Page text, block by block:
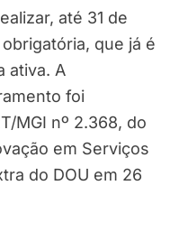
até 31 de
que já é
ativa. A
foi
MGI nº 2.368, do
em Serviços
do DOU em 26